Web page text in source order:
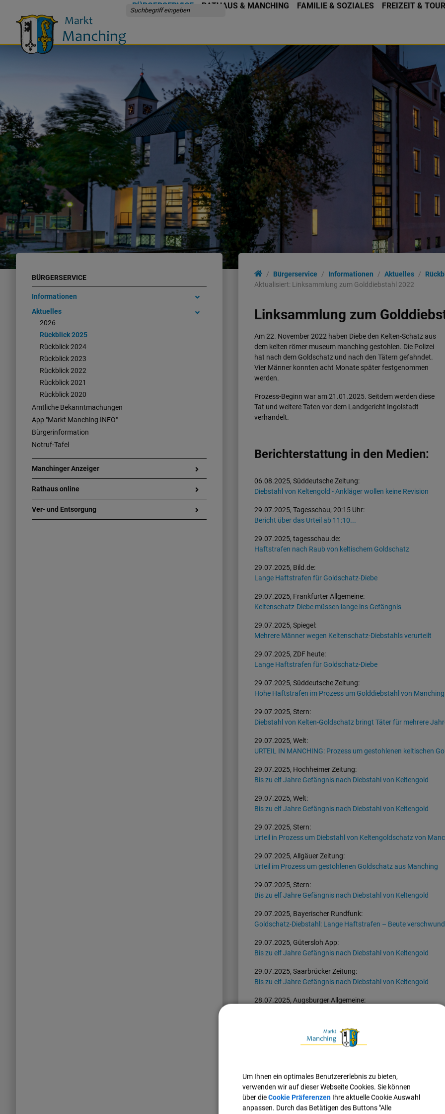
BÜRGERSERVICE RATHAUS & MANCHING FAMILIE & SOZIALES FREIZEIT &
BÜRGERSERVICE
Informationen
Aktuelles
2026
Rückblick 2025
Rückblick 2024
Rückblick 2023
Rückblick 2022
Rückblick 2021
Rückblick 2020
Amtliche Bekanntmachungen
App "Markt Manching INFO"
Bürgerinformation
Notruf-Tafel
Manchinger Anzeiger
Rathaus online
Ver- und Entsorgung
Bürgerservice Informationen Aktuelles
Aktualisiert: Linksammlung zum Golddiebstahl 2022
Linksammlung zum
Am 22. November 2022 haben Diebe den Kelten-Schatz aus
dem kelten römer museum manching gestohlen. Die Polizei
hat nach dem Goldschatz und nach den Tätern gefahndet.
Vier Männer konnten acht Monate später festgenommen
werden.
Prozess-Beginn war am 21.01.2025. Seitdem werden diese
Tat und weitere Taten vor dem Landgericht Ingolstadt
verhandelt.
Berichterstattung in den Medien:
06.08.2025, Süddeutsche Zeitung:
Diebstahl von Keltengold - Ankläger wollen keine Revision
29.07.2025, Tagesschau, 20:15 Uhr:
Bericht über das Urteil ab 11:10...
29.07.2025, tagesschau.de:
Haftstrafen nach Raub von keltischem Goldschatz
29.07.2025, Bild.de:
Lange Haftstrafen für Goldschatz-Diebe
29.07.2025, Frankfurter Allgemeine:
Keltenschatz-Diebe müssen lange ins Gefängnis
29.07.2025, Spiegel:
Mehrere Männer wegen Keltenschatz-Diebstahls verurteilt
29.07.2025, ZDF heute:
Lange Haftstrafen für Goldschatz-Diebe
29.07.2025, Süddeutsche Zeitung:
Hohe Haftstrafen im Prozess um Golddiebstahl von Manching
29.07.2025, Stern:
Diebstahl von Kelten-Goldschatz bringt Täter für mehrere
29.07.2025, Welt:
URTEIL IN MANCHING: Prozess um gestohlenen keltischen
29.07.2025, Hochheimer Zeitung:
Bis zu elf Jahre Gefängnis nach Diebstahl von Keltengold
29.07.2025, Welt:
Bis zu elf Jahre Gefängnis nach Diebstahl von Keltengold
29.07.2025, Stern:
Urteil in Prozess um Diebstahl von Keltengoldschatz von
29.07.2025, Allgäuer Zeitung:
Urteil im Prozess um gestohlenen Goldschatz aus Manching
29.07.2025, Stern:
Bis zu elf Jahre Gefängnis nach Diebstahl von Keltengold
29.07.2025, Bayerischer Rundfunk:
Goldschatz-Diebstahl: Lange Haftstrafen – Beute
29.07.2025, Gütersloh App:
Bis zu elf Jahre Gefängnis nach Diebstahl von Keltengold
29.07.2025, Saarbrücker Zeitung:
Bis zu elf Jahre Gefängnis nach Diebstahl von Keltengold
28.07.2025, Augsburger Allgemeine:
Goldschatz-Prozess: Freispruch oder harte Strafe für die
Plädoyers im Goldschatz-Prozess abgeschlossen
17.07.2025, Donaukurier:
Goldschatz-Prozess: Verteidiger fordern Freispruch für
Um Ihnen ein optimales Benutzererlebnis zu bieten,
verwenden wir auf dieser Webseite Cookies. Sie können
über dieCookie PräferenzenIhre aktuelle Cookie Auswahl
anpassen. Durch das Betätigen des Buttons "Alle